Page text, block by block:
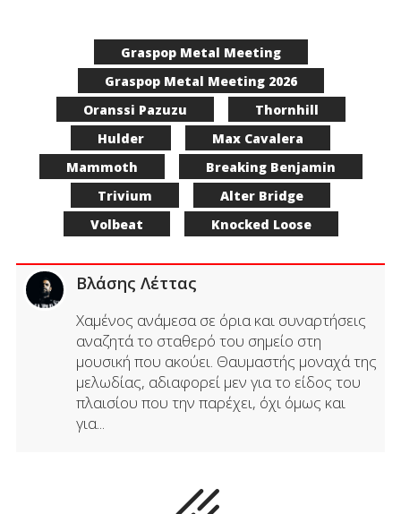
Graspop Metal Meeting
Graspop Metal Meeting 2026
Oranssi Pazuzu
Thornhill
Hulder
Max Cavalera
Mammoth
Breaking Benjamin
Trivium
Alter Bridge
Volbeat
Knocked Loose
Βλάσης Λέττας
Χαμένος ανάμεσα σε όρια και συναρτήσεις
αναζητά το σταθερό του σημείο στη
μουσική που ακούει. Θαυμαστής μοναχά της
μελωδίας, αδιαφορεί μεν για το είδος του
πλαισίου που την παρέχει, όχι όμως και
για...